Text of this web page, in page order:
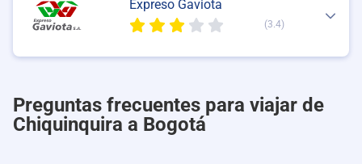
Expreso Gaviota
(3.4)
Preguntas frecuentes para viajar de
Chiquinquira a Bogotá